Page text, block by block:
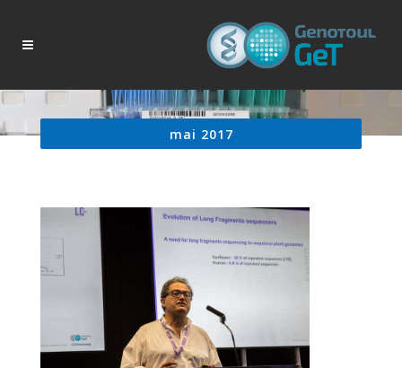
mai 2017